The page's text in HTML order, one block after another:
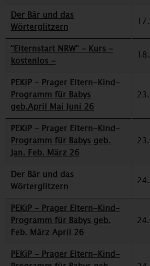
Der Bär und das
Wörterglitzern
"Elternstart NRW" - Kurs -
kostenlos -
PEKiP - Prager Eltern-Kind-
Programm für Babys
geb.April Mai Juni 26
PEKiP - Prager Eltern-Kind-
Programm für Babys geb.
Jan. Feb. März 26
Der Bär und das
Wörterglitzern
PEKiP - Prager Eltern-Kind-
Programm für Babys geb.
Feb. März April 26
PEKiP - Prager Eltern-Kind-